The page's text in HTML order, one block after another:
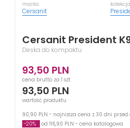
marka
Cersanit
kolekcja
Cersanit President
Deska do kompaktu
93,50 PLN
cena brutto za 1 szt.
93,50 PLN
wartość produktu
90,90 PLN - najniższa cena z 30 dni przed
-20%
od 116,90 PLN - cena katalogowa